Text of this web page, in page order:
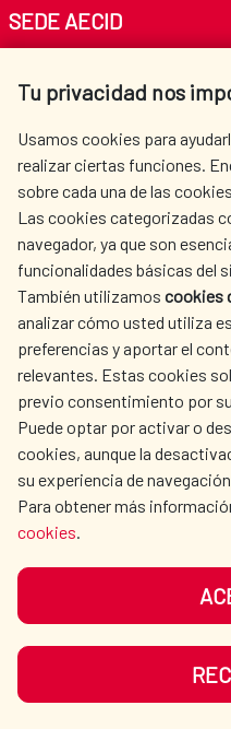
Tu privacidad nos
Usamos cookies para
realizar ciertas funciones.
sobre cada una de las
Las cookies categorizadas
navegador, ya que son
funcionalidades básicas del
También utilizamos cookies
analizar cómo usted utiliza
preferencias y aportar el
relevantes. Estas cookies
previo consentimiento por
Puede optar por activar o
cookies, aunque la
su experiencia de
Para obtener más
cookies.
SEDE AECID
Tel. +34 900 20 30 54​​​​​​​
AECID
L'ACTION HUMANITAIRE
ESPAGNOLE
CULTURE ET SCIENCE
NOS RÉSEAUX SOCIAUX